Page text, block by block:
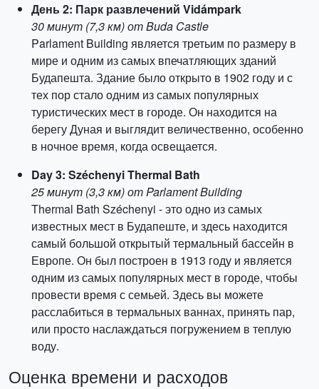
День 2: Парк развлечений Vidámpark
30 минут (7,3 км) от Buda Castle
Parlament Building является третьим по размеру в
мире и одним из самых впечатляющих зданий
Будапешта. Здание было открыто в 1902 году и с
тех пор стало одним из самых популярных
туристических мест в городе. Он находится на
берегу Дуная и выглядит величественно, особенно
в ночное время, когда освещается.
Day 3: Széchenyi Thermal Bath
25 минут (3,3 км) от Parlament Building
Thermal Bath Széchenyi - это одно из самых
известных мест в Будапеште, и здесь находится
самый большой открытый термальный бассейн в
Европе. Он был построен в 1913 году и является
одним из самых популярных мест в городе, чтобы
провести время с семьей. Здесь вы можете
расслабиться в термальных ваннах, принять пар,
или просто наслаждаться погружением в теплую
воду.
Оценка времени и расходов